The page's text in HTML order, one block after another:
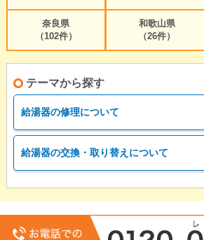
奈良県
（102件）
和歌山県
（26件）
テーマから探す
給湯器の修理について
給湯器の交換・取り替えについて